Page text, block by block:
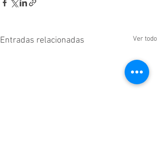
Entradas relacionadas Ver todo